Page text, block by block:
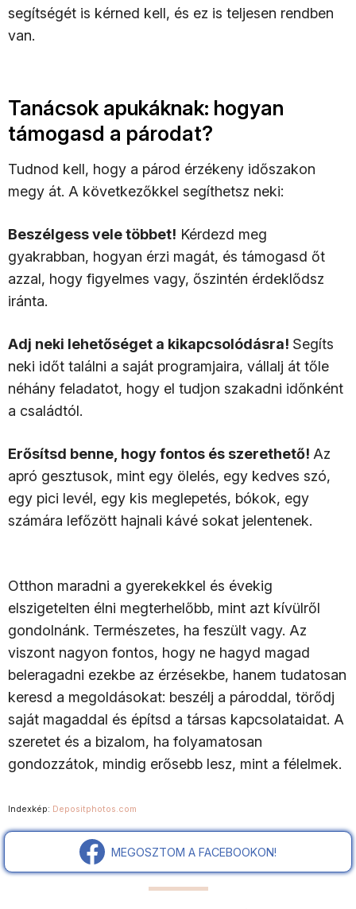
segítségét is kérned kell, és ez is teljesen rendben
van.
Tanácsok apukáknak: hogyan
támogasd a párodat?
Tudnod kell, hogy a párod érzékeny időszakon
megy át. A következőkkel segíthetsz neki:
Beszélgess vele többet! Kérdezd meg
gyakrabban, hogyan érzi magát, és támogasd őt
azzal, hogy figyelmes vagy, őszintén érdeklődsz
iránta.
Adj neki lehetőséget a kikapcsolódásra! Segíts
neki időt találni a saját programjaira, vállalj át tőle
néhány feladatot, hogy el tudjon szakadni időnként
a családtól.
Erősítsd benne, hogy fontos és szerethető! Az
apró gesztusok, mint egy ölelés, egy kedves szó,
egy pici levél, egy kis meglepetés, bókok, egy
számára lefőzött hajnali kávé sokat jelentenek.
Otthon maradni a gyerekekkel és évekig
elszigetelten élni megterhelőbb, mint azt kívülről
gondolnánk. Természetes, ha feszült vagy. Az
viszont nagyon fontos, hogy ne hagyd magad
beleragadni ezekbe az érzésekbe, hanem tudatosan
keresd a megoldásokat: beszélj a pároddal, törődj
saját magaddal és építsd a társas kapcsolataidat. A
szeretet és a bizalom, ha folyamatosan
gondozzátok, mindig erősebb lesz, mint a félelmek.
Indexkép: Depositphotos.com
MEGOSZTOM A FACEBOOKON!